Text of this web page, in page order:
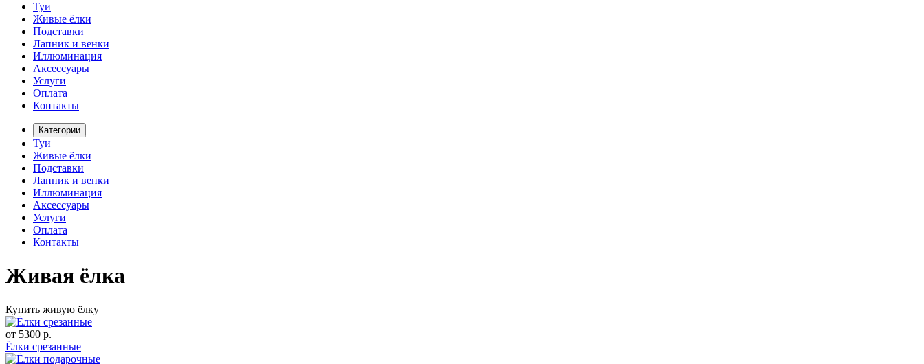
Туи
Живые ёлки
Подставки
Лапник и венки
Иллюминация
Аксессуары
Услуги
Оплата
Контакты
Категории
Туи
Живые ёлки
Подставки
Лапник и венки
Иллюминация
Аксессуары
Услуги
Оплата
Контакты
Живая ёлка
Купить живую ёлку
от 5300 р.
Ёлки срезанные